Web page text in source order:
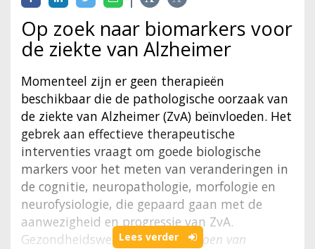
Lees verder
Op zoek naar biomarkers voor
de ziekte van Alzheimer
Momenteel zijn er geen therapieën
beschikbaar die de pathologische oorzaak van
de ziekte van Alzheimer (ZvA) beïnvloeden. Het
gebrek aan effectieve therapeutische
interventies vraagt om goede biologische
markers voor het meten van veranderingen in
de cognitie, neuropathologie, morfologie en
neurofysiologie, die gepaard gaan met de
aanwezigheid en progressie van ZvA.
Gezondheidswetenschapper Jeroen van